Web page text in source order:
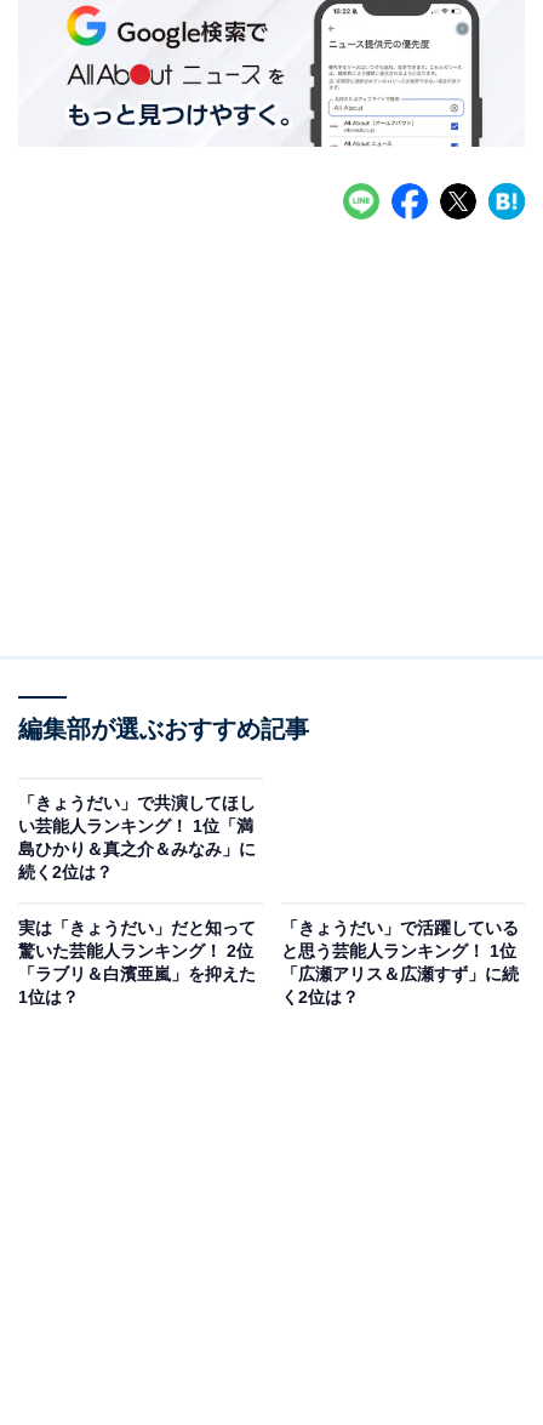
編集部が選ぶおすすめ記事
「きょうだい」で共演してほし
い芸能人ランキング！ 1位「満
島ひかり＆真之介＆みなみ」に
続く2位は？
実は「きょうだい」だと知って
驚いた芸能人ランキング！ 2位
「ラブリ＆白濱亜嵐」を抑えた
1位は？
「きょうだい」で活躍している
と思う芸能人ランキング！ 1位
「広瀬アリス＆広瀬すず」に続
く2位は？